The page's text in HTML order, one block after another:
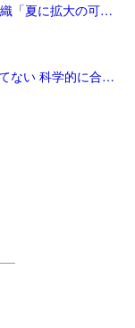
「コロナ1カ月で2倍に、沖縄注意 専門家組織「夏に拡大の可能性」 [新型コロナウイルス]：朝日新聞デジタル」
「日本人は｢超過死亡増加｣の深刻さをわかってない 科学的に合理的でないコロナ対策を続けていいのか | 新型コロナ、「新しい日常」への前進 | 東洋経済オンライン」